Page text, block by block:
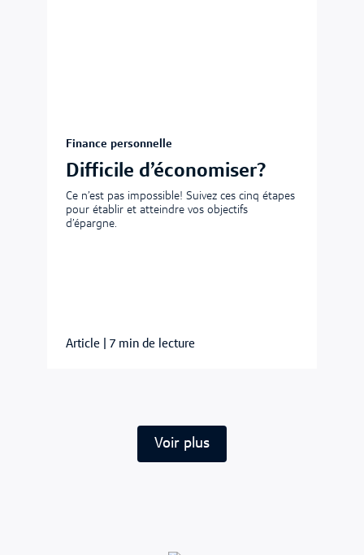
Finance personnelle
Difficile d’économiser?
Ce n’est pas impossible! Suivez ces cinq étapes
pour établir et atteindre vos objectifs
d’épargne.
Article 7 min de lecture
Voir plus